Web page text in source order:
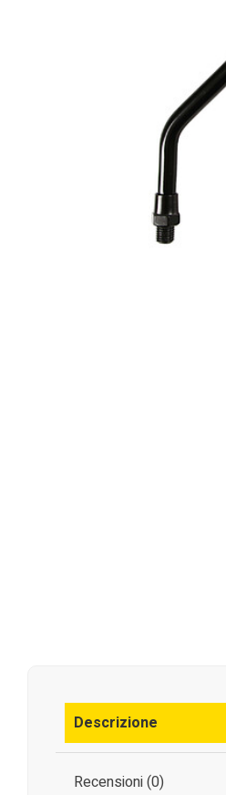
Descrizione
Recensioni (0)